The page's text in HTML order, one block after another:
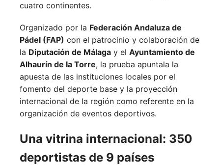
cuatro continentes.
Organizado por la Federación Andaluza de
Pádel (FAP) con el patrocinio y colaboración de
la Diputación de Málaga y el Ayuntamiento de
Alhaurín de la Torre, la prueba apuntala la
apuesta de las instituciones locales por el
fomento del deporte base y la proyección
internacional de la región como referente en la
organización de eventos deportivos.
Una vitrina internacional: 350
deportistas de 9 países